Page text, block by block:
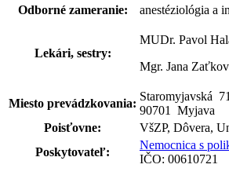
Odborné zameranie:
anestéziológia a
Lekári, sestry:
MUDr. Pavol
Mgr. Jana
Miesto prevádzkovania:
Staromyjavská
90701 Myjava
Poisťovne:
VšZP, Dôvera,
Poskytovateľ:
Nemocnica s
IČO: 00610721